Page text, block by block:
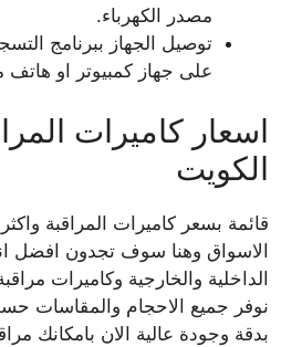
مصدر الكهرباء.
توصيل الجهاز ببرنامج
على جهاز كمبيوتر او
اسعار كاميرات
الكويت
قائمة بسعر كاميرات المراقبة واكثر
الاسواق وهنا سوف تجدون افضل
الداخلية والخارجية وكاميرات
نوفر جميع الاحجام والمقاسات
بدقة وجودة عالية الان بامكانك